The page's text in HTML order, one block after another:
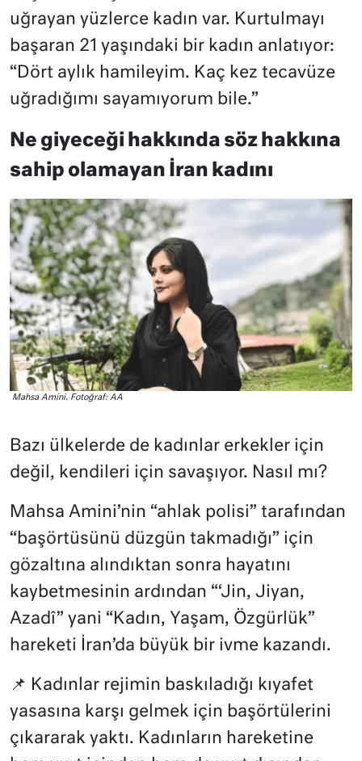
uğrayan yüzlerce kadın var. Kurtulmayı
başaran 21 yaşındaki bir kadın anlatıyor:
“Dört aylık hamileyim. Kaç kez tecavüze
uğradığımı sayamıyorum bile.”
Ne giyeceği hakkında söz hakkına
sahip olamayan İran kadını
Mahsa Amini. Fotoğraf: AA
Bazı ülkelerde de kadınlar erkekler için
değil, kendileri için savaşıyor. Nasıl mı?
Mahsa Amini’nin “ahlak polisi” tarafından
“başörtüsünü düzgün takmadığı” için
gözaltına alındıktan sonra hayatını
kaybetmesinin ardından “‘Jin, Jiyan,
Azadî” yani “Kadın, Yaşam, Özgürlük”
hareketi İran’da büyük bir ivme kazandı.
📌 Kadınlar rejimin baskıladığı kıyafet
yasasına karşı gelmek için başörtülerini
çıkararak yaktı. Kadınların hareketine